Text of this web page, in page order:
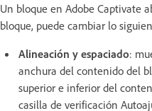
Un bloque en Adobe Captivate
bloque, puede cambiar lo
Alineación y espaciado:
anchura del contenido del
superior e inferior del
casilla de verificación